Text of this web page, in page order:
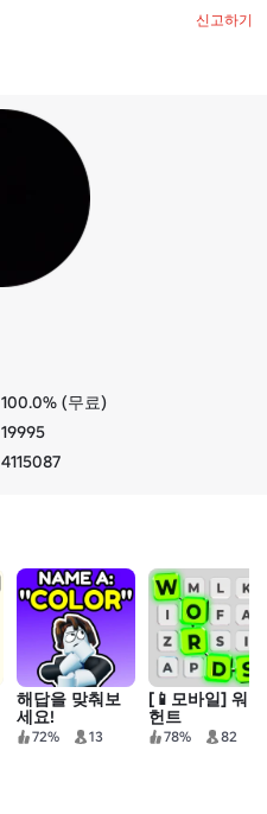
신고하기
100.0% (무료)
19995
4115087
해답을 맞춰보
세요!
72% 13
[📱모바일] 워드
헌트
78% 82